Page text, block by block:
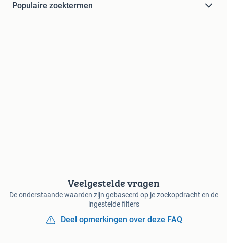
Populaire zoektermen
Veelgestelde vragen
De onderstaande waarden zijn gebaseerd op je zoekopdracht en de
ingestelde filters
Deel opmerkingen over deze FAQ